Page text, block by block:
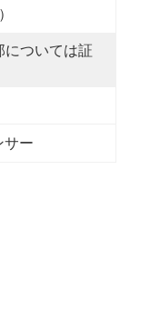
については証
サー